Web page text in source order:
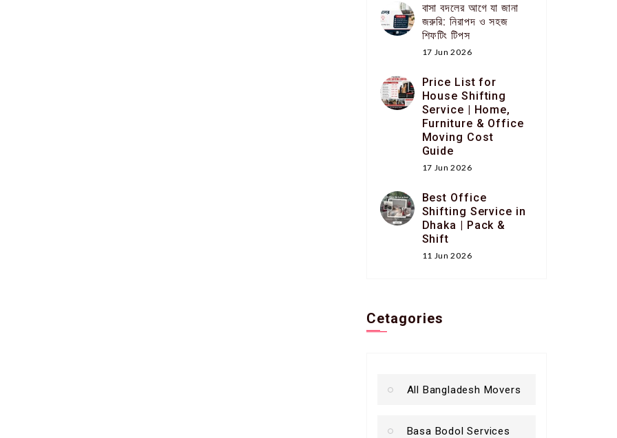
বাসা বদলের আগে যা জানা
জরুরি: নিরাপদ ও সহজ
শিফটিং টিপস
17 Jun 2026
Price List for
House Shifting
Service | Home,
Furniture & Office
Moving Cost
Guide
17 Jun 2026
Best Office
Shifting Service in
Dhaka | Pack &
Shift
11 Jun 2026
Cetagories
All Bangladesh Movers
Basa Bodol Services